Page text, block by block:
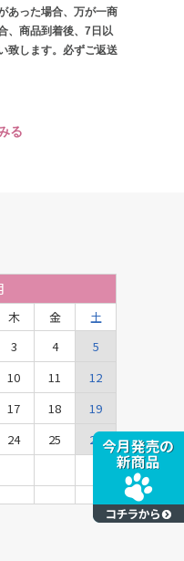
あった場合、万が一商
、商品到着後、7日以
致します。必ずご返送
る
木 金
土
3 4
5
10 11
12
17 18
19
24 25
26